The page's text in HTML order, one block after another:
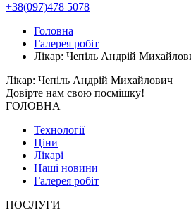
+38(097)478 5078
Головна
Галерея робіт
Лікар: Чепіль Андрій
Лікар: Чепіль Андрій Михайлович
Довірте нам свою посмішку!
ГОЛОВНА
Технології
Ціни
Лікарі
Наші новини
Галерея робіт
ПОСЛУГИ